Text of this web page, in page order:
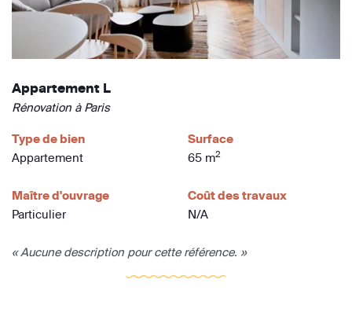
Appartement L
Rénovation à Paris
Type de bien
Appartement
Surface
65 m2
Maître d'ouvrage
Particulier
Coût des travaux
N/A
« Aucune description pour cette référence. »